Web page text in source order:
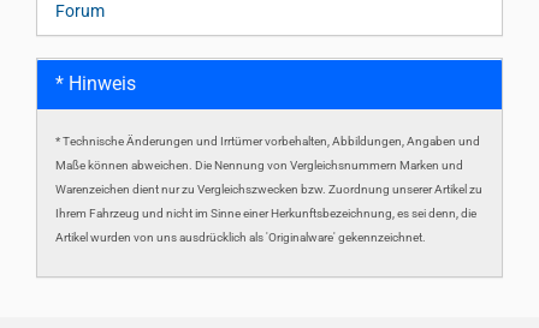
Forum
* Hinweis
* Technische Änderungen und Irrtümer vorbehalten, Abbildungen, Angaben und
Maße können abweichen. Die Nennung von Vergleichsnummern Marken und
Warenzeichen dient nur zu Vergleichszwecken bzw. Zuordnung unserer Artikel zu
Ihrem Fahrzeug und nicht im Sinne einer Herkunftsbezeichnung, es sei denn, die
Artikel wurden von uns ausdrücklich als 'Originalware' gekennzeichnet.